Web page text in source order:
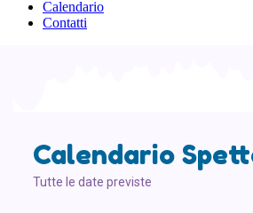
Calendario
Contatti
Calendario
Tutte le date previste